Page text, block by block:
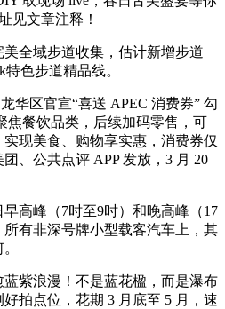
见文章注释！
全域步道收集，估计新增步道
色步道精品线。
区官宣“喜送 APEC 消费券” 勾
焦餐饮品类，后续加码零售，可
现美食、购物享实惠，消费券仅
、公共点评 APP 发放，3 月 20
峰（7时至9时）和晚高峰（17
所有非深号牌小型载客汽车上，其
紫浪漫！不是蓝花楹，而是瀑布
拍点位，花期 3 月底至 5 月，速